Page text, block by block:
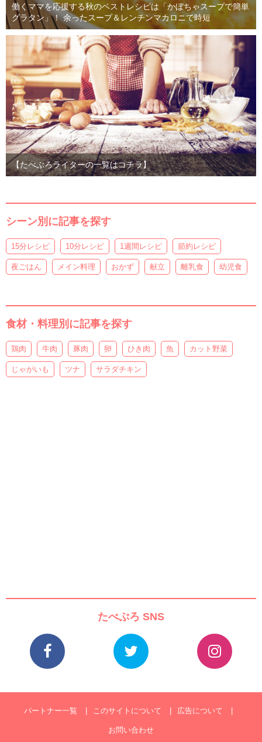
働くママを応援する秋のベストレシピは「かぼちゃスープで簡単
グラタン」！ 余ったスープ＆レンチンマカロニで時短
【たべぷろライターの一覧はコチラ】
シーン別に記事を探す
15分レシピ 10分レシピ 1週間レシピ 節約レシピ
夜ごはん メイン料理 おかず 献立 離乳食 幼児食
食材・料理別に記事を探す
鶏肉 牛肉 豚肉 卵 ひき肉 魚 カット野菜
じゃがいも ツナ サラダチキン
たべぷろ SNS
パートナー一覧 このサイトについて 広告について
お問い合わせ